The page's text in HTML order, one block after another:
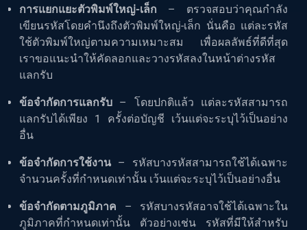
การแยกแยะตัวพิมพ์ใหญ่-เล็ก – ตรวจสอบว่าคุณกำลัง
เขียนรหัสโดยคำนึงถึงตัวพิมพ์ใหญ่-เล็ก นั่นคือ แต่ละรหัส
ใช้ตัวพิมพ์ใหญ่ตามความเหมาะสม เพื่อผลลัพธ์ที่ดีที่สุด
เราขอแนะนำให้คัดลอกและวางรหัสลงในหน้าต่างรหัส
แลกรับ
ข้อจำกัดการแลกรับ – โดยปกติแล้ว แต่ละรหัสสามารถ
แลกรับได้เพียง 1 ครั้งต่อบัญชี เว้นแต่จะระบุไว้เป็นอย่าง
อื่น
ข้อจำกัดการใช้งาน– รหัสบางรหัสสามารถใช้ได้เฉพาะ
จำนวนครั้งที่กำหนดเท่านั้น เว้นแต่จะระบุไว้เป็นอย่างอื่น
ข้อจำกัดตามภูมิภาค – รหัสบางรหัสอาจใช้ได้เฉพาะใน
ภูมิภาคที่กำหนดเท่านั้น ตัวอย่างเช่น รหัสที่มีให้สำหรับ